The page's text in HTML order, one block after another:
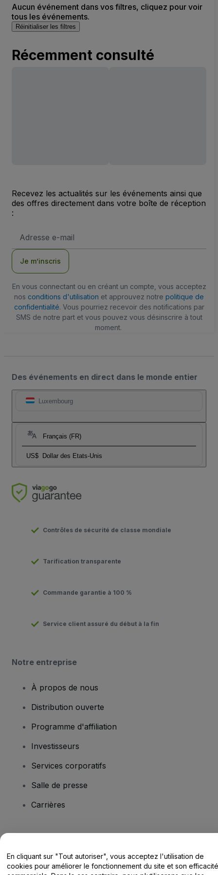
Aucun événement dans vos filtres, cliquez pour voir
tous les événements.
Réinitialiser les filtres
Récemment consulté
Recevez les actualités sur les événements ainsi que
des offres directement dans votre boîte de réception
:
e-
Je m’inscris
En vous connectant ou en créant un compte, vous acceptez
nos conditions d'utilisation et approuvez notre politique de
confidentialité. Vous pourriez recevoir des notifications par
SMS de notre part et vous pouvez vous désinscrire à tout
moment.
Des événements en direct dans le monde entier
Luxembourg
Français (FR)
US$ Dollar des Etats-Unis
Contrôles de sécurité de classe mondiale
Tarification transparente
Commande garantie à 100 %
Service client assuré du début à la fin
Notre entreprise
À propos de nous
Distribution ouverte
Programme d'affiliation
Investisseurs
Services corporatifs
Salle de presse
Carrières
Centre d'assistance / Nous contacter
En cliquant sur "Tout autoriser", vous acceptez l'utilisation de
cookies pour améliorer le fonctionnement du site et son efficacité